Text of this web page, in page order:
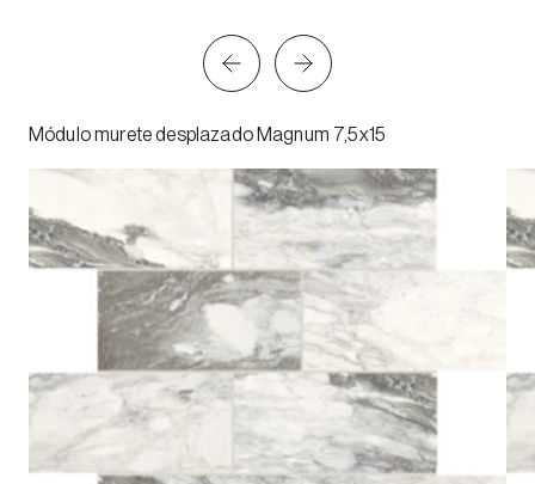
Módulo murete desplazado Magnum 7,5x15